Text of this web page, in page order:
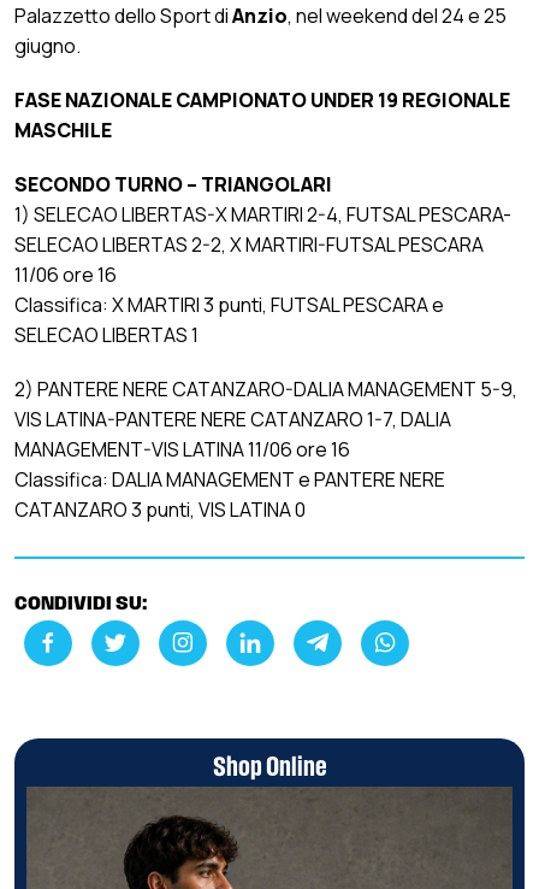
Palazzetto dello Sport diAnzio, nel weekend del 24 e 25
giugno.
FASE NAZIONALE CAMPIONATO UNDER 19 REGIONALE
MASCHILE
SECONDO TURNO – TRIANGOLARI
1) SELECAO LIBERTAS-X MARTIRI 2-4, FUTSAL PESCARA-
SELECAO LIBERTAS 2-2, X MARTIRI-FUTSAL PESCARA
11/06 ore 16
Classifica: X MARTIRI 3 punti, FUTSAL PESCARA e
SELECAO LIBERTAS 1
2) PANTERE NERE CATANZARO-DALIA MANAGEMENT 5-9,
VIS LATINA-PANTERE NERE CATANZARO 1-7, DALIA
MANAGEMENT-VIS LATINA 11/06 ore 16
Classifica: DALIA MANAGEMENT e PANTERE NERE
CATANZARO 3 punti, VIS LATINA 0
CONDIVIDI SU:
Shop Online